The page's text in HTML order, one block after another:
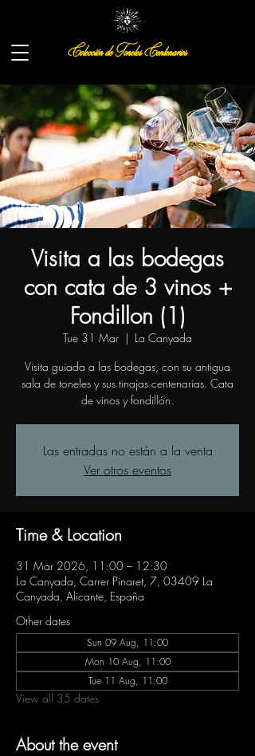
Colección de Toneles Centenarios
Visita a las bodegas
con cata de 3 vinos +
Fondillon (1)
Tue 31 Mar
  |
La Canyada
Visita guiada a las bodegas, con su antigua
sala de toneles y sus tinajas centenarias. Cata
de vinos y fondillón.
Las entradas no están a la venta
Ver otros eventos
Time & Location
31 Mar 2026, 11:00 – 12:30
La Canyada, Carrer Pinaret, 7, 03409 La
Canyada, Alicante, España
Other dates
Sun 09 Aug, 11:00
Mon 10 Aug, 11:00
Tue 11 Aug, 11:00
View all 35 dates
About the event